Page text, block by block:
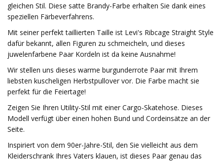
gleichen Stil. Diese satte Brandy-Farbe erhalten Sie dank eines
speziellen Färbeverfahrens.
Mit seiner perfekt taillierten Taille ist Levi's Ribcage Straight Style
dafür bekannt, allen Figuren zu schmeicheln, und dieses
juwelenfarbene Paar Kordeln ist da keine Ausnahme!
Wir stellen uns dieses warme burgunderrote Paar mit Ihrem
liebsten kuscheligen Herbstpullover vor. Die Farbe macht sie
perfekt für die Feiertage!
Zeigen Sie Ihren Utility-Stil mit einer Cargo-Skatehose. Dieses
Modell verfügt über einen hohen Bund und Cordeinsätze an der
Seite.
Inspiriert von dem 90er-Jahre-Stil, den Sie vielleicht aus dem
Kleiderschrank Ihres Vaters klauen, ist dieses Paar genau das